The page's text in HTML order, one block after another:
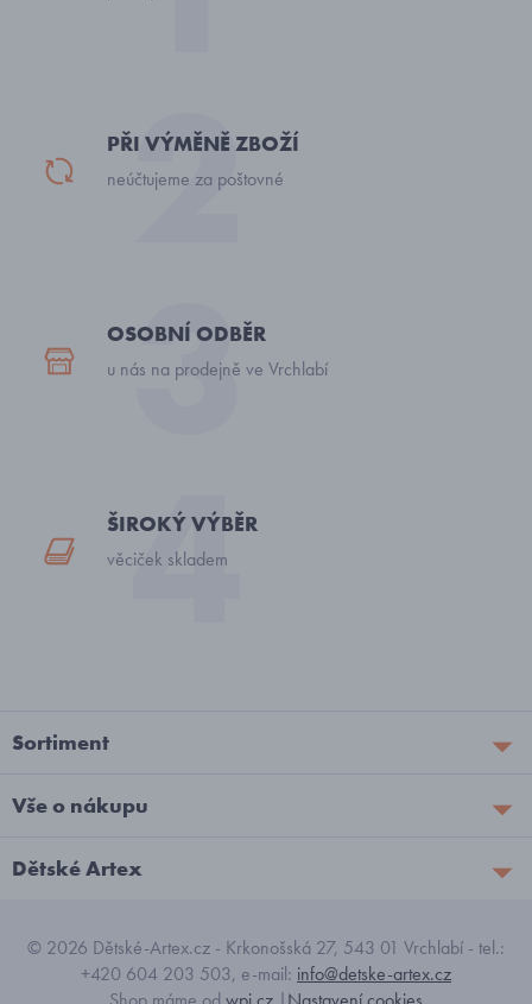
PŘI VÝMĚNĚ ZBOŽÍ
neúčtujeme za poštovné
OSOBNÍ ODBĚR
u nás na prodejně ve Vrchlabí
ŠIROKÝ VÝBĚR
věciček skladem
Sortiment
Vše o nákupu
Dětské Artex
© 2026 Dětské-Artex.cz - Krkonošská 27, 543 01 Vrchlabí - tel.:
+420 604 203 503, e-mail: info@detske-artex.cz